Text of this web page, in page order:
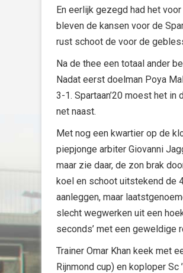
En eerlijk gezegd had het
bleven de kansen voor de
rust schoot de voor de
Na de thee een totaal ander
Nadat eerst doelman Poya
3-1. Spartaan’20 moest het
net naast.
Met nog een kwartier op de
piepjonge arbiter Giovanni
maar zie daar, de zon brak
koel en schoot uitstekend de
aanleggen, maar
slecht wegwerken uit een
seconds’ met een geweldige
Trainer Omar Khan keek met
Rijnmond cup) en koploper